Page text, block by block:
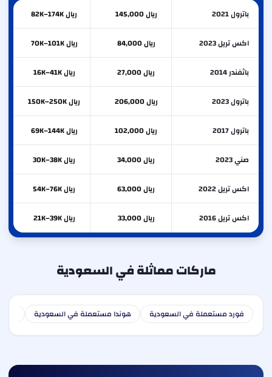
باترول 2021 ريال 145,000 ريال 82K–174K
اكس تريل 2023 ريال 84,000 ريال 70K–101K
باثفندر 2014 ريال 27,000 ريال 16K–41K
باترول 2023 ريال 206,000 ريال 150K–250K
باترول 2017 ريال 102,000 ريال 69K–144K
صني 2023 ريال 34,000 ريال 30K–38K
اكس تريل 2022 ريال 63,000 ريال 54K–76K
اكس تريل 2016 ريال 33,000 ريال 21K–39K
ماركات مماثلة في السعودية
فورد مستعملة في السعودية هوندا مستعملة في السعودية